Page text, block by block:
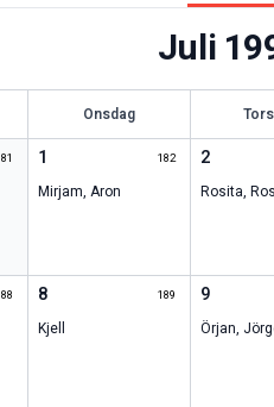
Juli
Onsdag
1 182
Mirjam,Aron
2
Rosita,
8 189
Kjell
9
Örjan,